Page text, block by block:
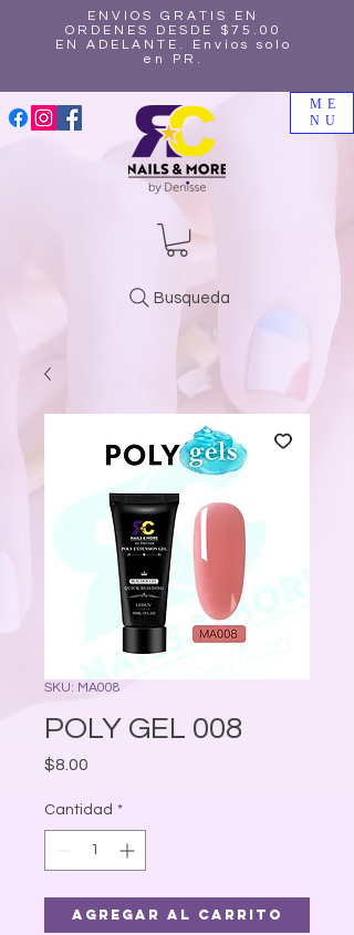
ENVIOS GRATIS EN
ORDENES DESDE $75.00
EN ADELANTE. Envíos solo
en PR.
ME
NU
Busqueda
SKU: MA008
POLY GEL 008
$8.00
Cantidad *
Agregar al carrito